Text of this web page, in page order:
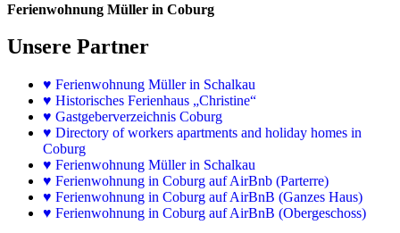
Ferienwohnung Müller in Coburg
Unsere Partner
♥ Ferienwohnung Müller in Schalkau
♥ Historisches Ferienhaus „Christine“
♥ Gastgeberverzeichnis Coburg
♥ Directory of workers apartments and holiday homes in
Coburg
♥ Ferienwohnung Müller in Schalkau
♥ Ferienwohnung in Coburg auf AirBnb (Parterre)
♥ Ferienwohnung in Coburg auf AirBnB (Ganzes Haus)
♥ Ferienwohnung in Coburg auf AirBnB (Obergeschoss)